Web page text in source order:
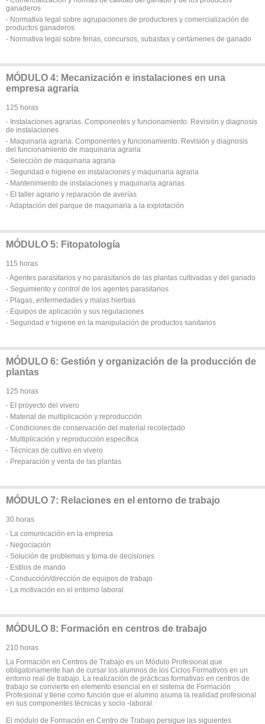
ganaderos
- Normativa legal sobre agrupaciones de productores y comercialización de
productos ganaderos
- Normativa legal sobre ferias, concursos, subastas y certámenes de ganado
MÓDULO 4: Mecanización e instalaciones en una
empresa agraria
125 horas
- Instalaciones agrarias. Componentes y funcionamiento. Revisión y diagnosis
de instalaciones
- Maquinaria agraria. Componentes y funcionamiento. Revisión y diagnosis
del funcionamiento de maquinaria agraria
- Selección de maquinaria agraria
- Seguridad e higiene en instalaciones y maquinaria agraria
- Mantenimiento de instalaciones y maquinaria agrarias
- EI taller agrario y reparación de averías
- Adaptación del parque de maquinaria a la explotación
MÓDULO 5: Fitopatología
115 horas
- Agentes parasitarios y no parasitarios de las plantas cultivadas y del ganado
- Seguimiento y control de los agentes parasitarios
- Plagas, enfermedades y malas hierbas
- Equipos de aplicación y sus regulaciones
- Seguridad e higiene en la manipulación de productos sanitarios
MÓDULO 6: Gestión y organización de la producción de
plantas
125 horas
- EI proyecto del vivero
- Material de multiplicación y reproducción
- Condiciones de conservación del material recolectado
- Multiplicación y reproducción específica
- Técnicas de cultivo en vivero
- Preparación y venta de las plantas
MÓDULO 7: Relaciones en el entorno de trabajo
30 horas
- La comunicación en la empresa
- Negociación
- Solución de problemas y toma de decisiones
- Estilos de mando
- Conducción/dirección de equipos de trabajo
- La motivación en el entorno laboral
MÓDULO 8: Formación en centros de trabajo
210 horas
La Formación en Centros de Trabajo es un Módulo Profesional que
obligatoriamente han de cursar los alumnos de los Ciclos Formativos en un
entorno real de trabajo. La realización de prácticas formativas en centros de
trabajo se convierte en elemento esencial en el sistema de Formación
Profesional y tiene como función que el alumno asuma la realidad profesional
en sus componentes técnicas y socio -laboral.
El módulo de Formación en Centro de Trabajo persigue las siguientes